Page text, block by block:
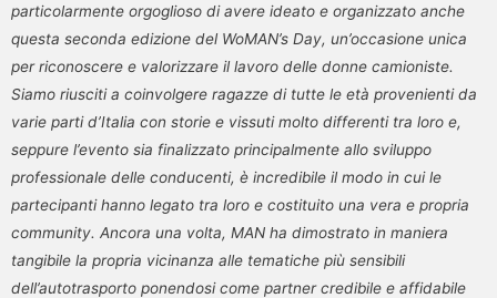
particolarmente orgoglioso di avere ideato e organizzato anche
questa seconda edizione del WoMAN’s Day, un’occasione unica
per riconoscere e valorizzare il lavoro delle donne camioniste.
Siamo riusciti a coinvolgere ragazze di tutte le età provenienti da
varie parti d’Italia con storie e vissuti molto differenti tra loro e,
seppure l’evento sia finalizzato principalmente allo sviluppo
professionale delle conducenti, è incredibile il modo in cui le
partecipanti hanno legato tra loro e costituito una vera e propria
community. Ancora una volta, MAN ha dimostrato in maniera
tangibile la propria vicinanza alle tematiche più sensibili
dell’autotrasporto ponendosi come partner credibile e affidabile